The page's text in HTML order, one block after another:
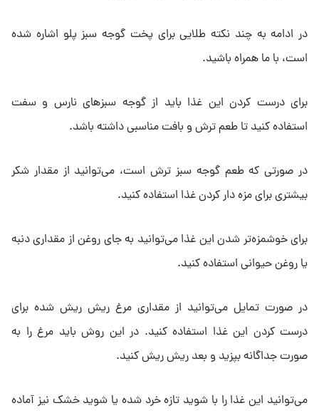
در ادامه به چند نکته طلایی برای پخت گوجه سبز پلو اشاره شده
است، با ما همراه باشید.
برای درست کردن این غذا باید از گوجه سبزهای نارس و سفت
استفاده کنید تا طعم ترش و بافت مناسبی داشته باشد.
در صورتی که طعم گوجه سبز ترش است، می‌توانید از مقدار شکر
بیشتری برای مزه دار کردن غذا استفاده کنید.
برای خوشمزه‌تر شدن این غذا می‌توانید به جای روغن از مقداری دنبه
یا روغن حیوانی استفاده کنید.
در صورت تمایل می‌توانید از مقداری مرغ ریش ریش شده برای
درست کردن این غذا استفاده کنید. در این روش باید مرغ را به
صورت جداگانه بپزید و بعد ریش ریش کنید.
می‌توانید این غذا را با شوید تازه خرد شده یا شوید خشک نیز آماده